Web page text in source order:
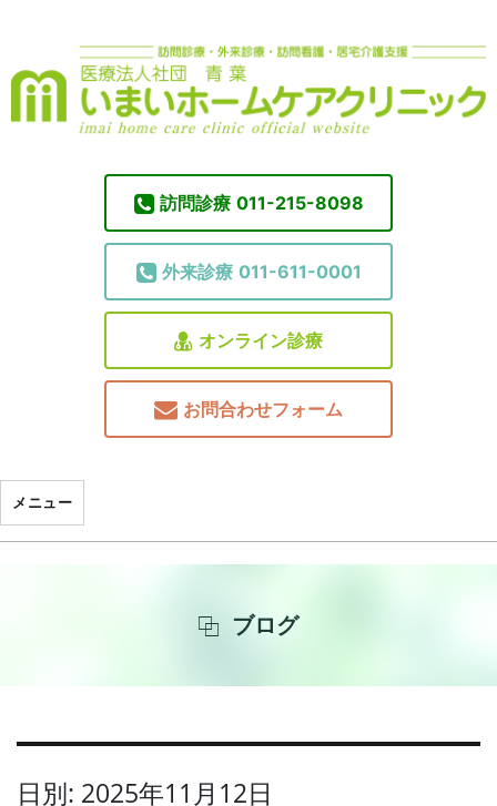
訪問診療 011-215-8098
外来診療 011-611-0001
オンライン診療
お問合わせフォーム
メニュー
ブログ
日別: 2025年11月12日